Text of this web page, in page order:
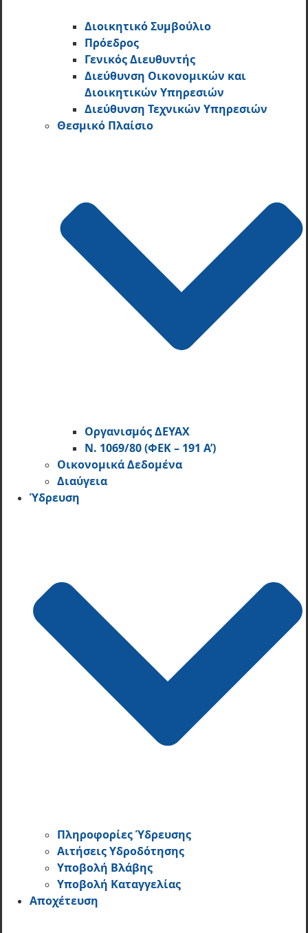
Διοικητικό Συμβούλιο
Πρόεδρος
Γενικός Διευθυντής
Διεύθυνση Οικονομικών και
Διοικητικών Υπηρεσι­ών
Διεύθυνση Τεχνικών Υπηρεσιών
Θεσμικό Πλαίσιο
Οργανισμός ΔΕΥΑΧ
Ν. 1069/80 (ΦΕΚ – 191 Α’)
Οικονομικά Δεδομένα
Διαύγεια
Ύδρευση
Πληροφορίες Ύδρευσης
Αιτήσεις Υδροδότησης
Υποβολή Βλάβης
Υποβολή Καταγγελίας
Αποχέτευση